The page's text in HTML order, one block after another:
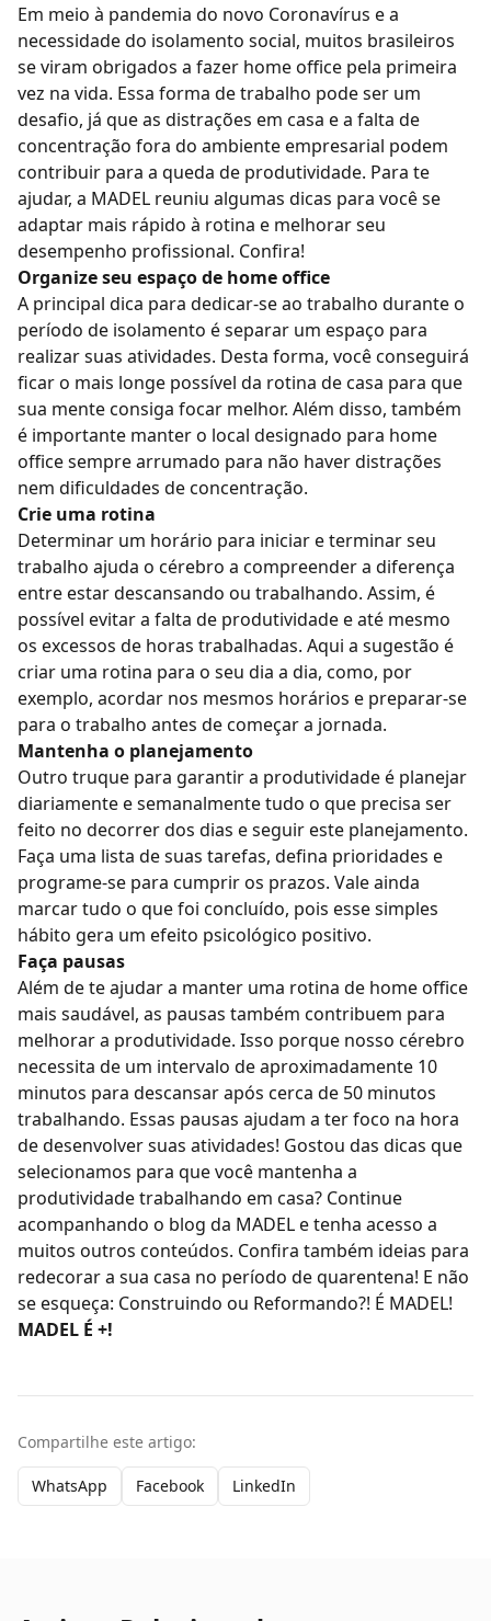
Em meio à pandemia do novo Coronavírus e a
necessidade do isolamento social, muitos brasileiros
se viram obrigados a fazer home office pela primeira
vez na vida. Essa forma de trabalho pode ser um
desafio, já que as distrações em casa e a falta de
concentração fora do ambiente empresarial podem
contribuir para a queda de produtividade. Para te
ajudar, a MADEL reuniu algumas dicas para você se
adaptar mais rápido à rotina e melhorar seu
desempenho profissional. Confira!
Organize seu espaço de home office
A principal dica para dedicar-se ao trabalho durante o
período de isolamento é separar um espaço para
realizar suas atividades. Desta forma, você conseguirá
ficar o mais longe possível da rotina de casa para que
sua mente consiga focar melhor. Além disso, também
é importante manter o local designado para home
office sempre arrumado para não haver distrações
nem dificuldades de concentração.
Crie uma rotina
Determinar um horário para iniciar e terminar seu
trabalho ajuda o cérebro a compreender a diferença
entre estar descansando ou trabalhando. Assim, é
possível evitar a falta de produtividade e até mesmo
os excessos de horas trabalhadas. Aqui a sugestão é
criar uma rotina para o seu dia a dia, como, por
exemplo, acordar nos mesmos horários e preparar-se
para o trabalho antes de começar a jornada.
Mantenha o planejamento
Outro truque para garantir a produtividade é planejar
diariamente e semanalmente tudo o que precisa ser
feito no decorrer dos dias e seguir este planejamento.
Faça uma lista de suas tarefas, defina prioridades e
programe-se para cumprir os prazos. Vale ainda
marcar tudo o que foi concluído, pois esse simples
hábito gera um efeito psicológico positivo.
Faça pausas
Além de te ajudar a manter uma rotina de home office
mais saudável, as pausas também contribuem para
melhorar a produtividade. Isso porque nosso cérebro
necessita de um intervalo de aproximadamente 10
minutos para descansar após cerca de 50 minutos
trabalhando. Essas pausas ajudam a ter foco na hora
de desenvolver suas atividades! Gostou das dicas que
selecionamos para que você mantenha a
produtividade trabalhando em casa? Continue
acompanhando o blog da MADELe tenha acesso a
muitos outros conteúdos. Confira também ideias para
redecorar a sua casa no período de quarentena! E não
se esqueça: Construindo ou Reformando?! É MADEL!
MADEL É +!
Compartilhe este artigo:
WhatsApp Facebook LinkedIn